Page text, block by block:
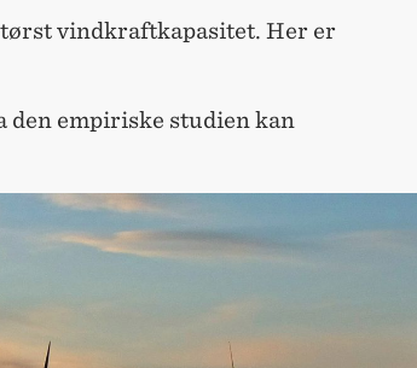
vindkraftkapasitet. Her er
empiriske studien kan